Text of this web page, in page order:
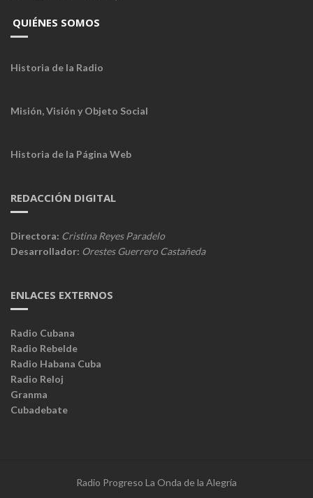
QUIÉNES SOMOS
Historia de la Radio
Misión, Visión y Objeto Social
Historia de la Página Web
REDACCIÓN DIGITAL
Directora: Cristina Reyes Paradelo
Desarrollador: Orestes Guerrero Castañeda
ENLACES EXTERNOS
Radio Cubana
Radio Rebelde
Radio Habana Cuba
Radio Reloj
Granma
Cubadebate
Radio Progreso La Onda de la Alegría